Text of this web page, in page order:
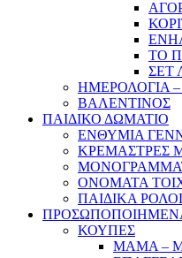
ΤΟ
ΣΕΤ
ΗΜΕΡΟΛΟΓΙΑ
ΒΑΛΕΝΤΙΝΟΣ
ΠΑΙΔΙΚΟ ΔΩΜΑΤΙΟ
ΕΝΘΥΜΙΑ
ΚΡΕΜΑΣΤΡΕΣ
ΟΝΟΜΑΤΑ
ΠΑΙΔΙΚΑ
ΚΟΥΠΕΣ
ΜΑΜΑ –